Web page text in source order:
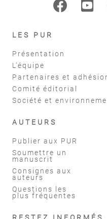
LES PUR
Présentation
L'équipe
Partenaires et
Comité éditorial
Société et
AUTEURS
Publier aux PUR
Soumettre un
manuscrit
Consignes aux
auteurs
Questions les
plus fréquentes
RESTEZ INFORMÉS